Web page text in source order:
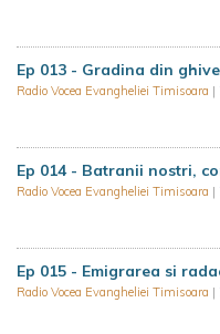
Ep 013 - Gradina din
Radio Vocea Evangheliei Timisoara |
Ep 014 - Batranii nostri,
Radio Vocea Evangheliei Timisoara |
Ep 015 - Emigrarea si
Radio Vocea Evangheliei Timisoara |